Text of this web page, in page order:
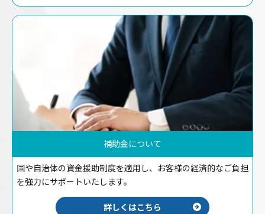
補助金について
国や自治体の資金援助制度を適用し、お客様の経済的なご負担
を強力にサポートいたします。
詳しくはこちら